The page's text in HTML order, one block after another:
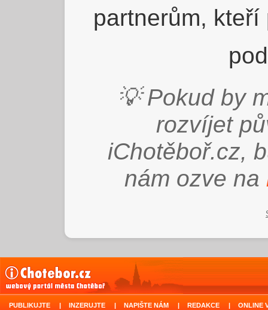
partnerům,
💡 Pokud by
rozvíjet
iChotěboř.cz,
nám ozve na
PUBLIKUJTE | INZERUJTE | NAPIŠTE NÁM | REDAKCE | ONLINE